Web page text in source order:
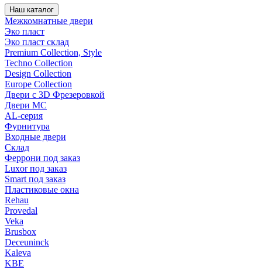
Наш каталог
Межкомнатные двери
Эко пласт
Эко пласт склад
Premium Collection, Style
Techno Collection
Design Collection
Europe Collection
Двери с 3D Фрезеровкой
Двери МС
AL-серия
Фурнитура
Входные двери
Склад
Феррони под заказ
Luxor под заказ
Smart под заказ
Пластиковые окна
Rehau
Provedal
Veka
Brusbox
Deceuninck
Kaleva
KBE